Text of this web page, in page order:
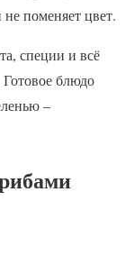
поменяет цвет.
специи и всё
блюдо
–